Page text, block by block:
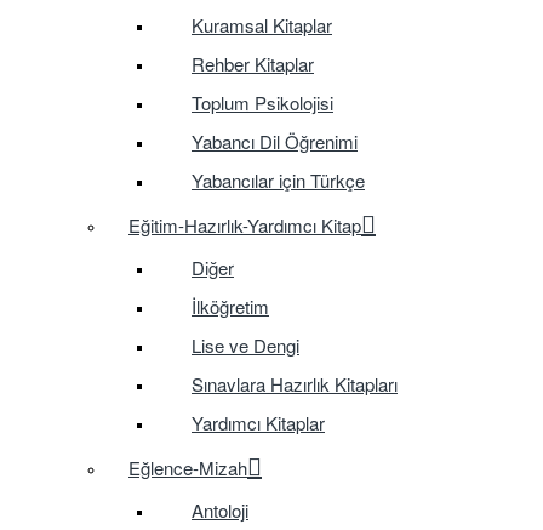
Kuramsal Kitaplar
Rehber Kitaplar
Toplum Psikolojisi
Yabancı Dil Öğrenimi
Yabancılar için Türkçe
Eğitim-Hazırlık-Yardımcı Kitap
Diğer
İlköğretim
Lise ve Dengi
Sınavlara Hazırlık Kitapları
Yardımcı Kitaplar
Eğlence-Mizah
Antoloji